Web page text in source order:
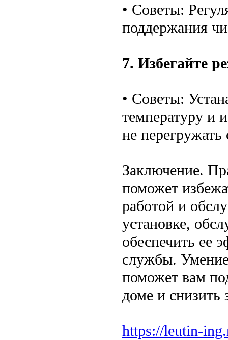
• Советы:
поддержания
7. Избегайте
• Советы:
температуру и
не перегружать
Заключение.
поможет
работой и
установке,
обеспечить ее
службы.
поможет вам
доме и снизить
https://leutin-